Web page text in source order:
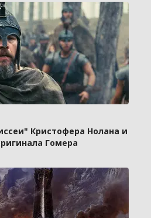
Кристофера Нолана и
Гомера